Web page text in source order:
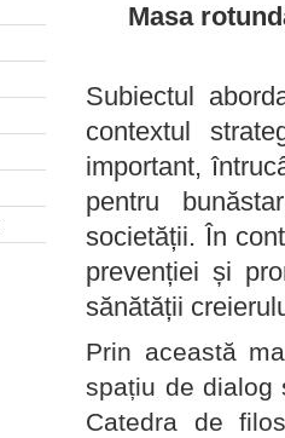
Masa
Subiectul
contextul
important,
pentru
societății. În
prevenției și
sănătății
Prin această
spațiu de dialog
Catedra de